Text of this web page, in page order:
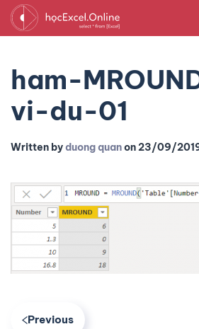
ham-
vi-du-01
Written byduong quanon23/09/
Previous